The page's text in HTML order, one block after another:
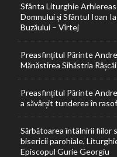
Sfânta Liturghie
Domnului și Sfântul Ioan
Buzăului – Vîrtej
Preasfințitul Părinte
Mănăstirea Sihăstria Râșcăi
Preasfințitul Părinte
a săvârșit tunderea în
Sărbătoarea întâlnirii fiilor
bisericii parohiale,
Episcopul Gurie Georgiu